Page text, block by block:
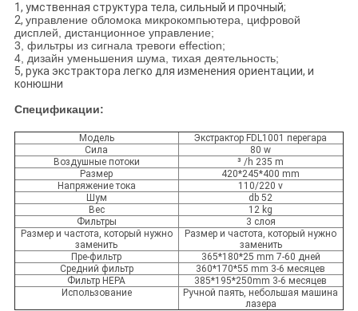
1, умственная структура тела, сильный и прочный;
2, управление обломока микрокомпьютера, цифровой
дисплей, дистанционное управление;
3, фильтры из сигнала тревоги effection;
4, дизайн уменьшения шума, тихая деятельность;
5, рука экстрактора легко для изменения ориентации, и
конюшни
Спецификации:
Модель
Экстрактор FDL1001 перегара
Сила
80 w
Воздушные потоки
³ /h 235 m
Размер
420*245*400 mm
Напряжение тока
110/220 v
Шум
db 52
Вес
12 kg
Фильтры
3 слоя
Размер и частота, который нужно
заменить
Размер и частота, который нужно
заменить
Пре-фильтр
365*180*25 mm 7-60 дней
Средний фильтр
360*170*55 mm 3-6 месяцев
Фильтр HEPA
385*195*250mm 3-6 месяцев
Использование
Ручной паять, небольшая машина
лазера